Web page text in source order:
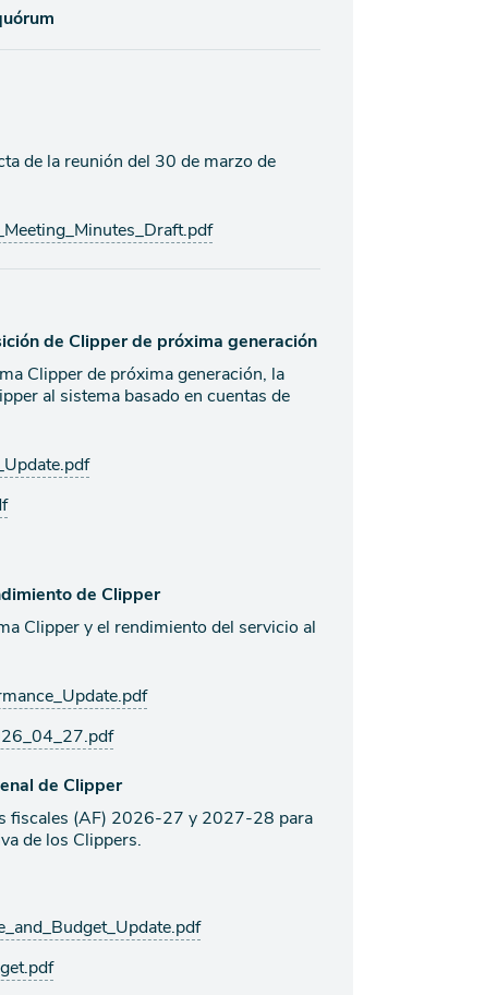
de la reunión del 30 de marzo de
de Clipper de próxima generación
Clipper de próxima generación, la
al sistema basado en cuentas de
de Clipper
Clipper y el rendimiento del servicio al
de Clipper
fiscales (AF) 2026-27 y 2027-28 para
de los Clippers.